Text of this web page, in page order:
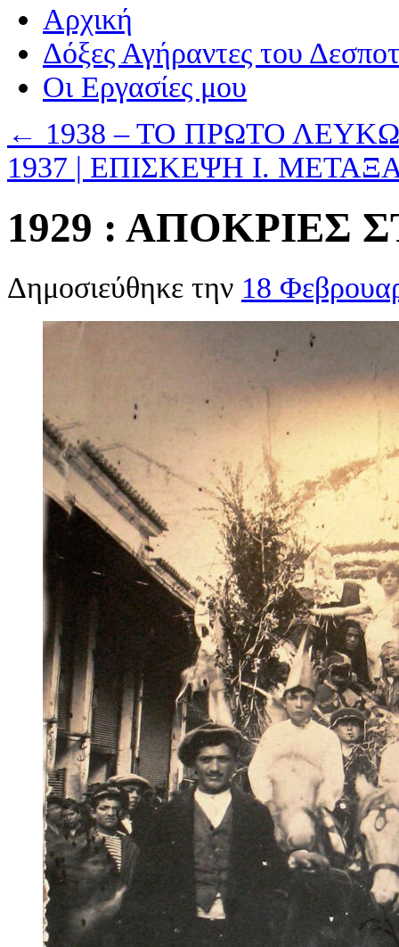
Αρχική
Δόξες Αγήραντες του
Οι Eργασίες μου
← 1938 – ΤΟ ΠΡΩΤΟ
1937 | ΕΠΙΣΚΕΨΗ Ι.
1929 : ΑΠΟΚΡΙΕΣ
Δημοσιεύθηκε την 18